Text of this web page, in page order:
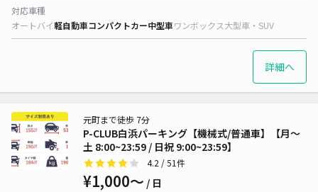
対応車種
オートバイ軽自動車コンパクトカー中型車ワンボックス大型車・SUV
詳細へ
P-CLUB白浜パーキング【機械式/普通車】【月〜
土 8:00~23:59 / 日祝 9:00~23:59】
元町まで徒歩 7分
4.2 / 51件
¥1,000〜 / 日